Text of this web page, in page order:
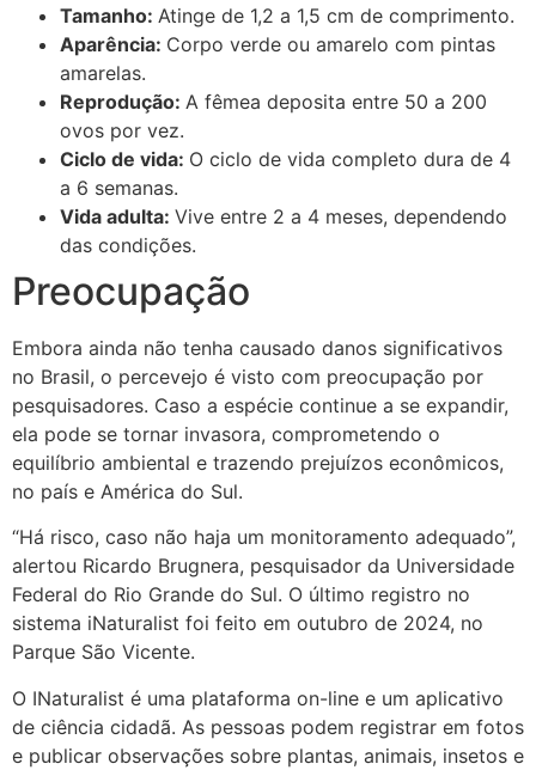
Tamanho: Atinge de 1,2 a 1,5 cm de comprimento.
Aparência: Corpo verde ou amarelo com pintas
amarelas.
Reprodução: A fêmea deposita entre 50 a 200
ovos por vez.
Ciclo de vida: O ciclo de vida completo dura de 4
a 6 semanas.
Vida adulta: Vive entre 2 a 4 meses, dependendo
das condições.
Preocupação
Embora ainda não tenha causado danos significativos
no Brasil, o percevejo é visto com preocupação por
pesquisadores. Caso a espécie continue a se expandir,
ela pode se tornar invasora, comprometendo o
equilíbrio ambiental e trazendo prejuízos econômicos,
no país e América do Sul.
“Há risco, caso não haja um monitoramento adequado”,
alertou Ricardo Brugnera, pesquisador da Universidade
Federal do Rio Grande do Sul. O último registro no
sistema iNaturalist foi feito em outubro de 2024, no
Parque São Vicente.
O INaturalist é uma plataforma on-line e um aplicativo
de ciência cidadã. As pessoas podem registrar em fotos
e publicar observações sobre plantas, animais, insetos e